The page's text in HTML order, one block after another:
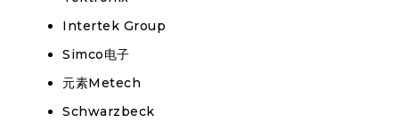
Intertek Group
Simco电子
元素Metech
Schwarzbeck